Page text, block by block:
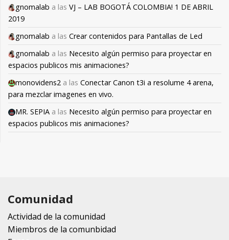
gnomalab a las VJ – LAB BOGOTÁ COLOMBIA! 1 DE ABRIL
2019
gnomalab a las Crear contenidos para Pantallas de Led
gnomalab a las Necesito algún permiso para proyectar en
espacios publicos mis animaciones?
monovidens2 a las Conectar Canon t3i a resolume 4 arena,
para mezclar imagenes en vivo.
MR. SEPIA a las Necesito algún permiso para proyectar en
espacios publicos mis animaciones?
Comunidad
Actividad de la comunidad
Miembros de la comunbidad